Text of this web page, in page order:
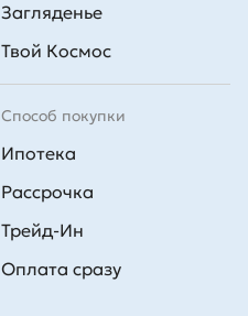
Способ покупки
Ипотека
Рассрочка
Трейд-Ин
Оплата сразу
Загляденье
Твой Космос